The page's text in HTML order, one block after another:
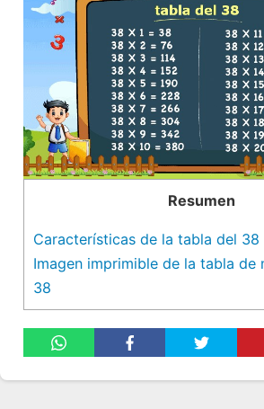
Resumen
Características de la tabla del 38
Imagen imprimible de la tabla de
38